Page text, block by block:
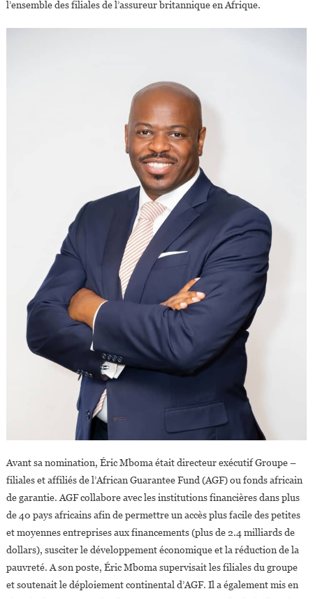
l’ensemble des filiales de l’assureur britannique en Afrique.
Avant sa nomination, Éric Mboma était directeur exécutif Groupe –
filiales et affiliés de l’African Guarantee Fund (AGF) ou fonds africain
de garantie. AGF collabore avec les institutions financières dans plus
de 40 pays africains afin de permettre un accès plus facile des petites
et moyennes entreprises aux financements (plus de 2.4 milliards de
dollars), susciter le développement économique et la réduction de la
pauvreté. A son poste, Éric Mboma supervisait les filiales du groupe
et soutenait le déploiement continental d’AGF. Il a également mis en